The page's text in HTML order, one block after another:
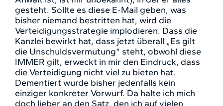
gesteht. Sollte es diese E-Mail geben, was
bisher niemand bestritten hat, wird die
Verteidigungsstrategie implodieren. Dass die
Kanzlei bewirkt hat, dass jetzt überall „Es gilt
die Unschuldsvermutung“ steht, obwohl diese
IMMER gilt, erweckt in mir den Eindruck, dass
die Verteidigung nicht viel zu bieten hat.
Dementiert wurde bisher jedenfalls kein
einziger konkreter Vorwurf. Da halte ich mich
doch lieber an den Satz, den ich auf vielen